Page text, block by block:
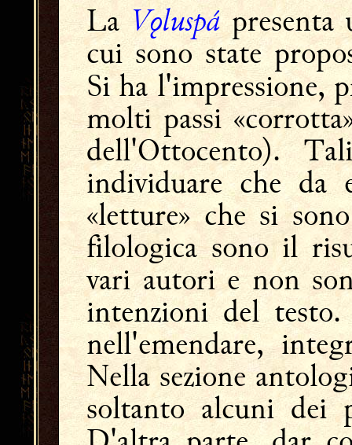
La Vǫluspápresenta
cui sono state
Si ha l'impressione,
molti passi
dell'Ottocento).
individuare che da
«letture» che si
filologica sono il
vari autori e non
intenzioni del
nell'emendare,
Nella sezione
soltanto alcuni dei